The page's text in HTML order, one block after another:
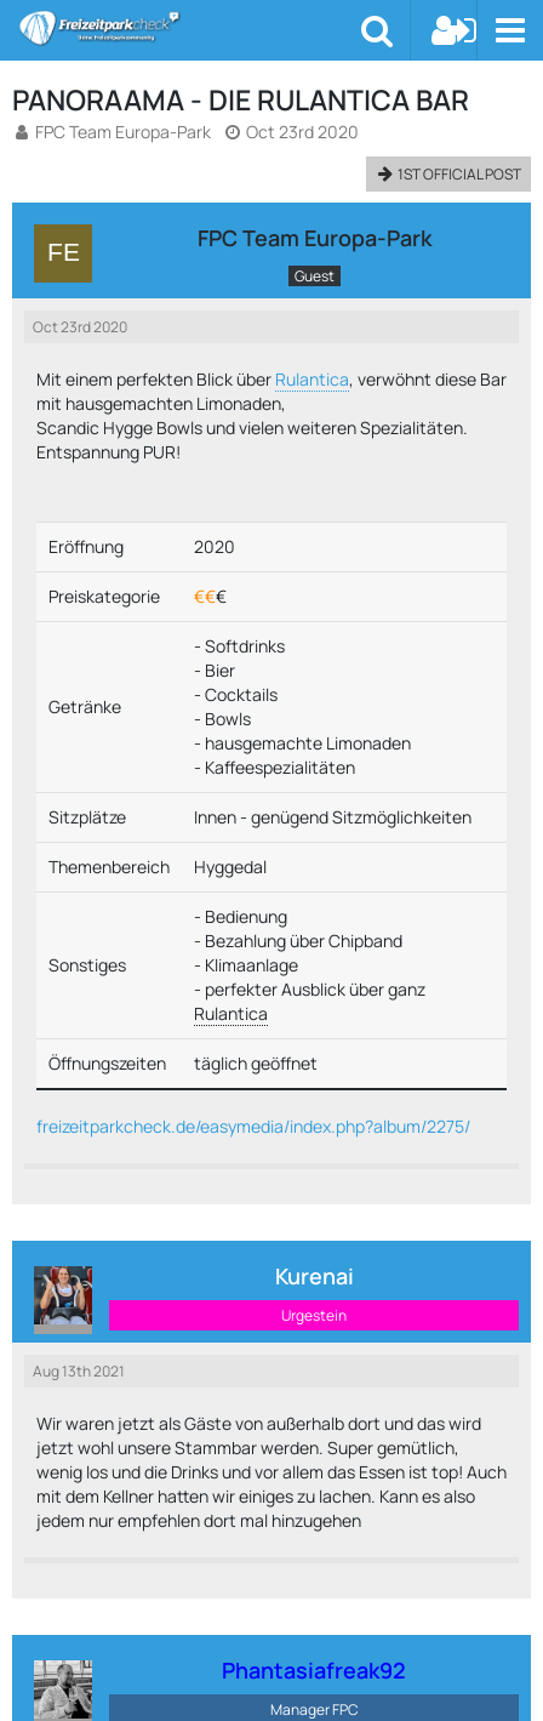
PANORAAMA - DIE RULANTICA BAR
FPC Team Europa-Park Oct 23rd 2020
1ST OFFICIAL POST
FPC Team Europa-Park
Guest
Oct 23rd 2020
Mit einem perfekten Blick über Rulantica, verwöhnt diese Bar
mit hausgemachten Limonaden,
Scandic Hygge Bowls und vielen weiteren Spezialitäten.
Entspannung PUR!
Eröffnung 2020
Preiskategorie €€€
Getränke
- Softdrinks
- Bier
- Cocktails
- Bowls
- hausgemachte Limonaden
- Kaffeespezialitäten
Sitzplätze Innen - genügend Sitzmöglichkeiten
Themenbereich Hyggedal
Sonstiges
- Bedienung
- Bezahlung über Chipband
- Klimaanlage
- perfekter Ausblick über ganz
Rulantica
Öffnungszeiten täglich geöffnet
freizeitparkcheck.de/easymedia/index.php?album/2275/
Kurenai
Urgestein
Aug 13th 2021
Wir waren jetzt als Gäste von außerhalb dort und das wird
jetzt wohl unsere Stammbar werden. Super gemütlich,
wenig los und die Drinks und vor allem das Essen ist top! Auch
mit dem Kellner hatten wir einiges zu lachen. Kann es also
jedem nur empfehlen dort mal hinzugehen
Phantasiafreak92
Manager FPC